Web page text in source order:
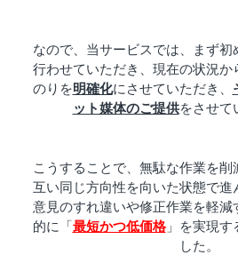
なので、当サービスでは、まず
行わせていただき、現在の状況
のりを明確化にさせていただき、
ット媒体のご提供をさせて
こうすることで、無駄な作業を
互い同じ方向性を向いた状態で進
意見のすれ違いや修正作業を軽
的に「最短かつ低価格」を実現す
した。